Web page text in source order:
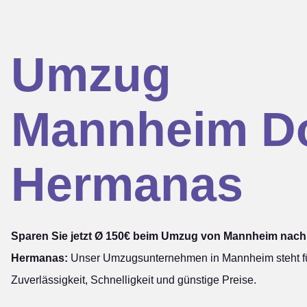
Umzug
Mannheim
Hermanas
Sparen Sie jetzt Ø 150€ beim Umzug von Mannheim
Hermanas: Unser Umzugsunternehmen in Mannheim steht
Zuverlässigkeit, Schnelligkeit und günstige Preise.